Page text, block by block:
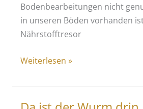
Bodenbearbeitungen nicht
in unseren Böden vorhanden
Nährstofftresor
Warum
Weiterlesen »